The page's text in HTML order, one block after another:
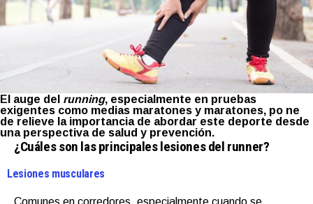
El auge del running, especialmente en pruebas
exigentes como medias maratones y maratones, po ne
de relieve la importancia de abordar este deporte desde
una perspectiva de salud y prevención.
¿Cuáles son las principales lesiones del runner?
Lesiones musculares
Comunes en corredores, especialmente cuando se